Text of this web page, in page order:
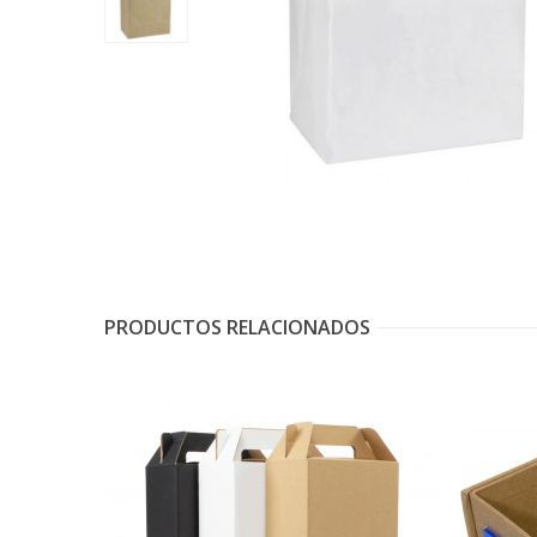
PRODUCTOS RELACIONADOS